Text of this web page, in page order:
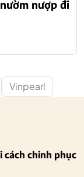
nượp đi
Vinpearl
cách chinh phục